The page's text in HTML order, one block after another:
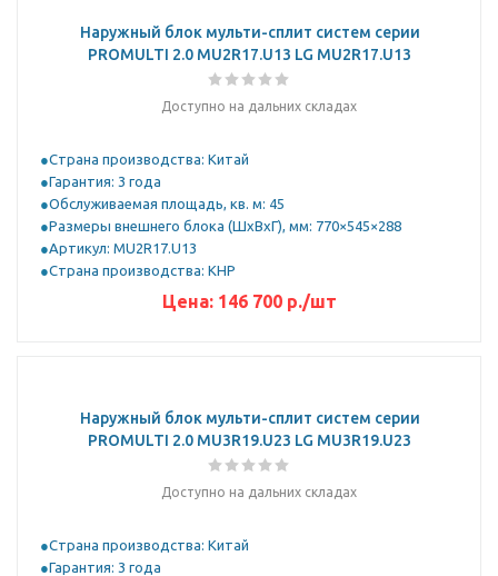
Наружный блок мульти-сплит систем серии
PROMULTI 2.0 MU2R17.U13 LG MU2R17.U13
Доступно на дальних складах
Страна производства: Китай
Гарантия: 3 года
Обслуживаемая площадь, кв. м: 45
Размеры внешнего блока (ШхВхГ), мм: 770×545×288
Артикул: MU2R17.U13
Страна производства: КНР
Цена: 146 700 р./шт
Наружный блок мульти-сплит систем серии
PROMULTI 2.0 MU3R19.U23 LG MU3R19.U23
Доступно на дальних складах
Страна производства: Китай
Гарантия: 3 года